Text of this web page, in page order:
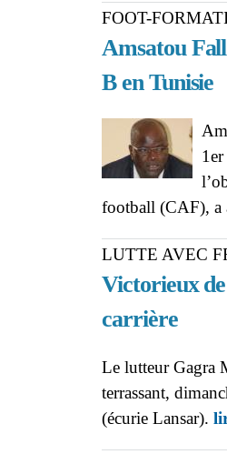
FOOT-
Amsatou
B en Tunisie
football (CAF), a
LUTTE AVEC
Victorieux
carrière
Le lutteur Gagra
terrassant,
(écurie Lansar).